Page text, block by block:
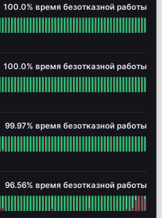
100.0% время безотказной работы
100% - время безотказной
100.0% время безотказной работы
100% - время безотказной
99.97% время безотказной работы
97% - время безотказной
96.56% время безотказной работы
безотказной работы для